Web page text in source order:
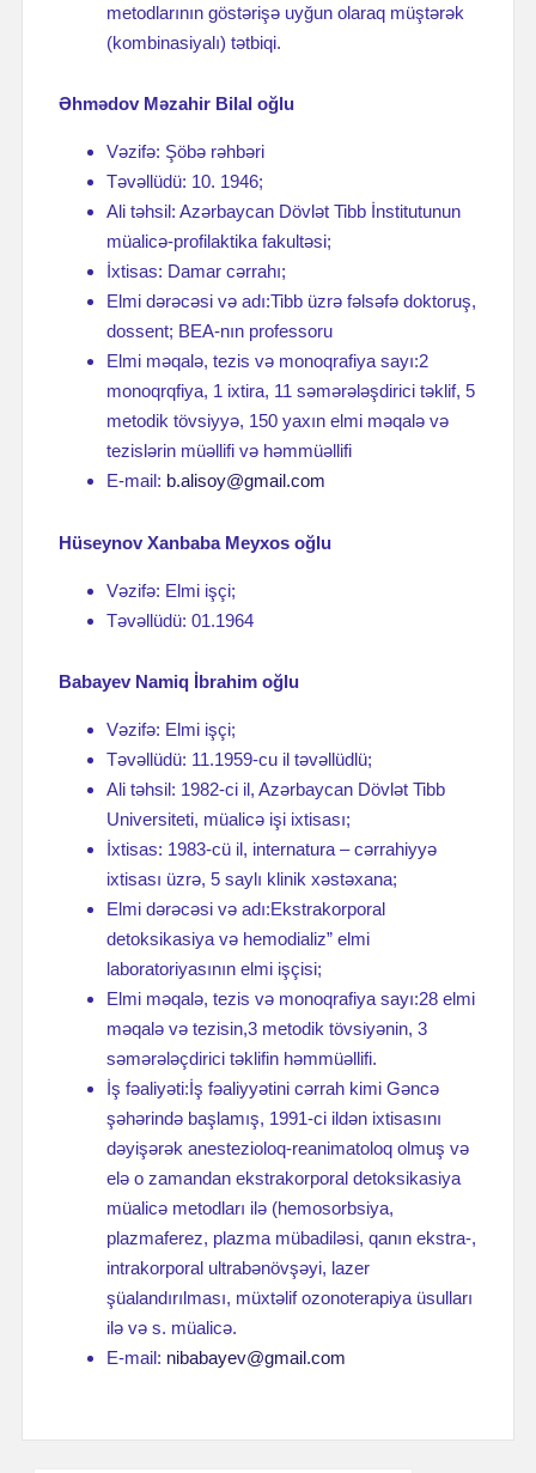
metodlarının göstərişə uyğun olaraq müştərək
(kombinasiyalı) tətbiqi.
Əhmədov Məzahir Bilal oğlu
Vəzifə: Şöbə rəhbəri
Təvəllüdü: 10. 1946;
Ali təhsil: Azərbaycan Dövlət Tibb İnstitutunun
müalicə-profilaktika fakultəsi;
İxtisas: Damar cərrahı;
Elmi dərəcəsi və adı:Tibb üzrə fəlsəfə doktoruş,
dossent; BEA-nın professoru
Elmi məqalə, tezis və monoqrafiya sayı:2
monoqrqfiya, 1 ixtira, 11 səmərələşdirici təklif, 5
metodik tövsiyyə, 150 yaxın elmi məqalə və
tezislərin müəllifi və həmmüəllifi
E-mail: b.alisoy@gmail.com
Hüseynov Xanbaba Meyxos oğlu
Vəzifə: Elmi işçi;
Təvəllüdü: 01.1964
Babayev Namiq İbrahim oğlu
Vəzifə: Elmi işçi;
Təvəllüdü: 11.1959-cu il təvəllüdlü;
Ali təhsil: 1982-ci il, Azərbaycan Dövlət Tibb
Universiteti, müalicə işi ixtisası;
İxtisas: 1983-cü il, internatura – cərrahiyyə
ixtisası üzrə, 5 saylı klinik xəstəxana;
Elmi dərəcəsi və adı:Ekstrakorporal
detoksikasiya və hemodializ” elmi
laboratoriyasının elmi işçisi;
Elmi məqalə, tezis və monoqrafiya sayı:28 elmi
məqalə və tezisin,3 metodik tövsiyənin, 3
səmərələçdirici təklifin həmmüəllifi.
İş fəaliyəti:İş fəaliyyətini cərrah kimi Gəncə
şəhərində başlamış, 1991-ci ildən ixtisasını
dəyişərək anestezioloq-reanimatoloq olmuş və
elə o zamandan ekstrakorporal detoksikasiya
müalicə metodları ilə (hemosorbsiya,
plazmaferez, plazma mübadiləsi, qanın ekstra-,
intrakorporal ultrabənövşəyi, lazer
şüalandırılması, müxtəlif ozonoterapiya üsulları
ilə və s. müalicə.
E-mail: nibabayev@gmail.com